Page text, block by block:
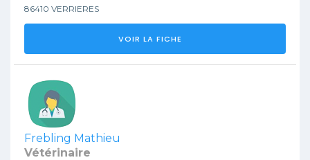
86410 VERRIERES
VOIR LA FICHE
Frebling Mathieu
Vétérinaire